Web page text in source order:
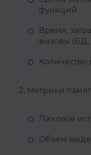
функций
Время,
вызовы (БД,
Метрики
Пиковое
Объем